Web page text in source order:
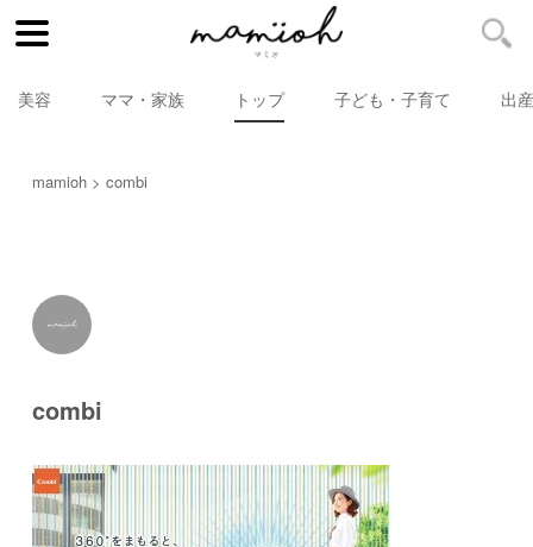
美容 ママ・家族 トップ 子ども・子育て 出
mamioh combi
combi